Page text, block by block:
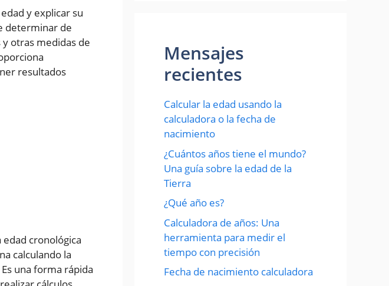
y explicar su
determinar de
otras medidas de
resultados
cronológica
calculando la
una forma rápida
Mensajes
recientes
Calcular la edad usando la
calculadora o la fecha de
nacimiento
¿Cuántos años tiene el mundo?
Una guía sobre la edad de la
Tierra
¿Qué año es?
Calculadora de años: Una
herramienta para medir el
tiempo con precisión
Fecha de nacimiento calculadora